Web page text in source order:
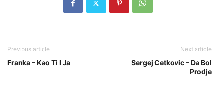
Previous article
Franka – Kao Ti I Ja
Next article
Sergej Cetkovic – Da Bol
Prodje